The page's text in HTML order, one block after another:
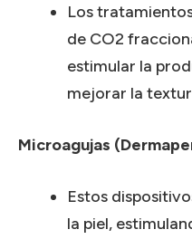
Los
de CO2
estimular la
mejorar la
Microagujas
Estos
la piel,